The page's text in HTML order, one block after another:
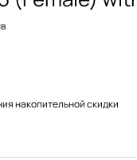
накопительной скидки